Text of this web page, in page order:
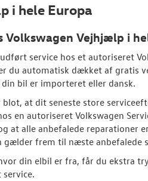
i hele Europa
Volkswagen Vejhjælp i
service hos et autoriseret
du automatisk dækket af gratis
bil er importeret eller dansk.
at dit seneste store
en autoriseret Volkswagen
at alle anbefalede reparationer
gælder frem til næste anbefalede
din elbil er fra, får du ekstra